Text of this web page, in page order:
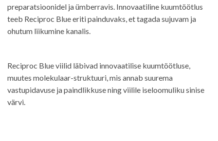
preparatsioonidel ja ümberravis. Innovaatiline kuumtöötlus
teeb Reciproc Blue eriti painduvaks, et tagada sujuvam ja
ohutum liikumine kanalis.
Reciproc Blue viilid läbivad innovaatilise kuumtöötluse,
muutes molekulaar-struktuuri, mis annab suurema
vastupidavuse ja paindlikkuse ning viilile iseloomuliku sinise
värvi.